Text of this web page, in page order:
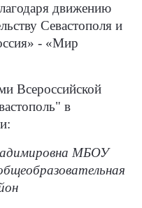
движению
Севастополя и
- «Мир
Всероссийской
в
МБОУ